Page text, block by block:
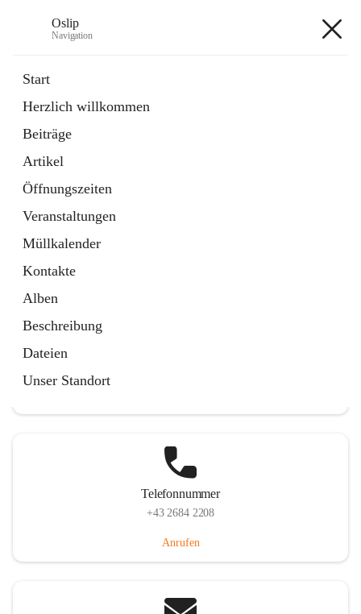
Oslip
Navigation
Start
Herzlich willkommen
Beiträge
Artikel
Öffnungszeiten
Veranstaltungen
Müllkalender
Kontakte
Alben
Beschreibung
Dateien
Unser Standort
Externe Webseite
in
Tab
Bundeskanzleramt Österreich
Externe Webseite
öffnet
in
neuem
Tab
Telefonnummer
+43 2684 2208
Anrufen